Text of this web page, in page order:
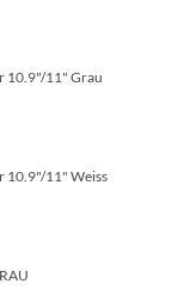
10.9"/­11" Grau
10.9"/­11" Weiss